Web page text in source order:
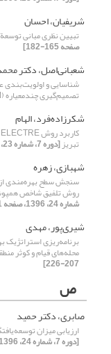
شریفیان، احسان
تبیین نظری مبانی
صفحه 165-182]
شعبانی‌اصل، دکتر
شناسایی و اولویت‌بندی
تصمیم‌گیری چندمعیاره (MCDM)
شکرزاده‌فرد، الهام
تبریز[دوره 7، شماره 23، 1396، صفحه 215-238]
شهبازی، زهره
سنجش سطح بهره‌مندی
روش تلفیق شاخص
شماره 24، 1396، صفحه 71-92]
شیری‌پور، مهدی
برنامه‌ریزی
محله‌های قیام و کوثر منطقة 12 شهرداری
207-226]
ص
صابری، دکتر حمید
ارزیابی میزان
[دوره 7، شماره 24، 1396، صفحه 181-194]